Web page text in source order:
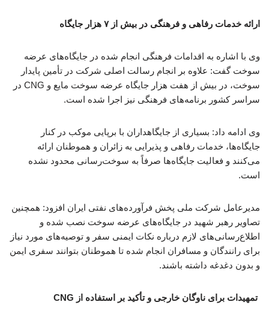
ارائه خدمات رفاهی و فرهنگی در بیش از ۷ هزار جایگاه
وی با اشاره به اقدامات فرهنگی انجام شده در جایگاه‌های عرضه
سوخت گفت: علاوه بر انجام رسالت اصلی شرکت در تأمین پایدار
سوخت، در بیش از هفت هزار جایگاه عرضه سوخت مایع و CNG در
سراسر کشور برنامه‌های فرهنگی نیز اجرا شده است.
وی ادامه داد: بسیاری از جایگاهداران با برپایی موکب در کنار
جایگاه‌ها، خدمات رفاهی و پذیرایی به زائران و هموطنان ارائه
می‌کنند و فعالیت جایگاه‌ها صرفاً به سوخت‌رسانی محدود نشده
است.
مدیرعامل شرکت ملی پخش فرآورده‌های نفتی ایران افزود: همچنین
تصاویر رهبر شهید در جایگاه‌های عرضه سوخت نصب شده و
اطلاع‌رسانی‌های لازم درباره نکات ایمنی سفر و توصیه‌های مورد نیاز
برای رانندگان و مسافران انجام شده تا هموطنان بتوانند سفری ایمن
و بدون دغدغه داشته باشند.
تمهیدات برای ناوگان خارجی و تأکید بر استفاده از CNG